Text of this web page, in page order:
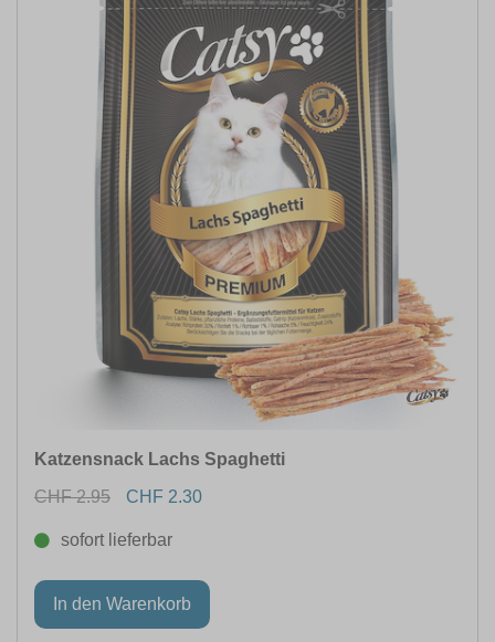
Katzensnack Lachs Spaghetti
CHF 2.95
CHF 2.30
sofort lieferbar